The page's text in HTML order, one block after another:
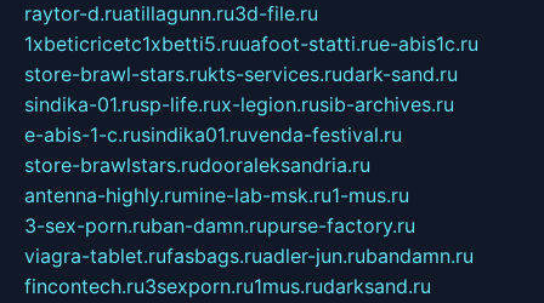
raytor-d.ruatillagunn.ru3d-file.ru
1xbeticricetc1xbetti5.ruuafoot-statti.rue-abis1c.ru
store-brawl-stars.rukts-services.rudark-sand.ru
sindika-01.rusp-life.rux-legion.rusib-archives.ru
e-abis-1-c.rusindika01.ruvenda-festival.ru
store-brawlstars.rudooraleksandria.ru
antenna-highly.rumine-lab-msk.ru1-mus.ru
3-sex-porn.ruban-damn.rupurse-factory.ru
viagra-tablet.rufasbags.ruadler-jun.rubandamn.ru
fincontech.ru3sexporn.ru1mus.rudarksand.ru